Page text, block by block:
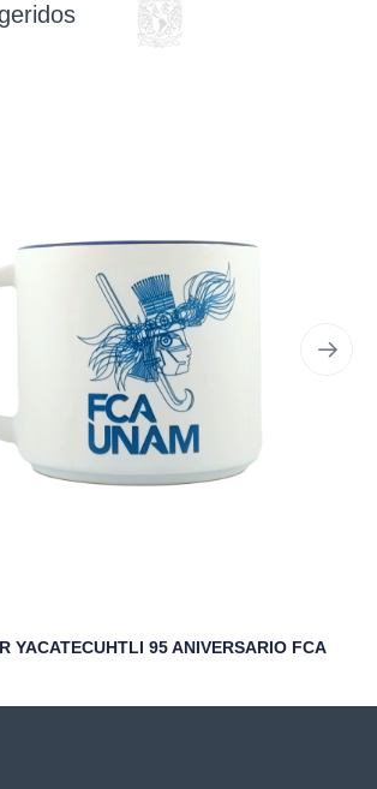
YACATECUHTLI 95 ANIVERSARIO FCA